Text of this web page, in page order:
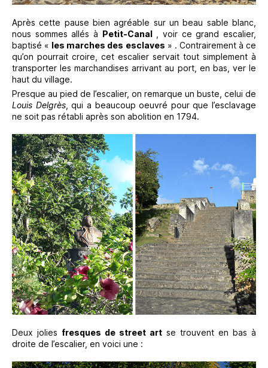
Après cette pause bien agréable sur un beau sable blanc,
nous sommes allés à Petit-Canal, voir ce grand escalier,
baptisé « les marches des esclaves » . Contrairement à ce
qu’on pourrait croire, cet escalier servait tout simplement à
transporter les marchandises arrivant au port, en bas, ver le
haut du village.
Presque au pied de l’escalier, on remarque un buste, celui de
Louis Delgrès, qui a beaucoup oeuvré pour que l’esclavage
ne soit pas rétabli après son abolition en 1794.
Deux jolies fresques de street art se trouvent en bas à
droite de l’escalier, en voici une :